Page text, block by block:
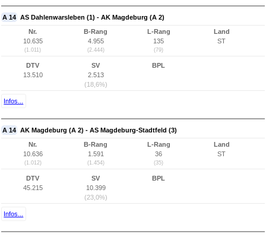
A 14 AS Dahlenwarsleben (1) - AK Magdeburg (A 2)
Nr.
10.635
(1.011)
B-Rang
4.955
(2.444)
L-Rang
135
(79)
Land
ST
DTV
13.510
SV
2.513
(18,6%)
BPL
Infos...
A 14 AK Magdeburg (A 2) - AS Magdeburg-Stadtfeld (3)
Nr.
10.636
(1.012)
B-Rang
1.591
(1.454)
L-Rang
36
(35)
Land
ST
DTV
45.215
SV
10.399
(23,0%)
BPL
Infos...